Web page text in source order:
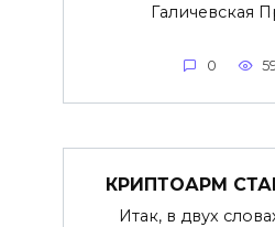
Галичевская
0
КРИПТОАРМ
Итак, в двух